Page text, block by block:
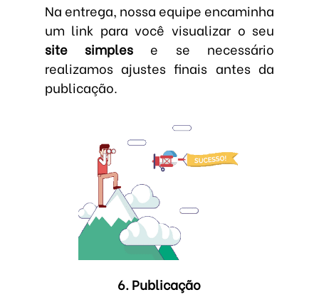
Na entrega, nossa equipe encaminha
um link para você visualizar o seu
site simples e se necessário
realizamos ajustes finais antes da
publicação.
6. Publicação